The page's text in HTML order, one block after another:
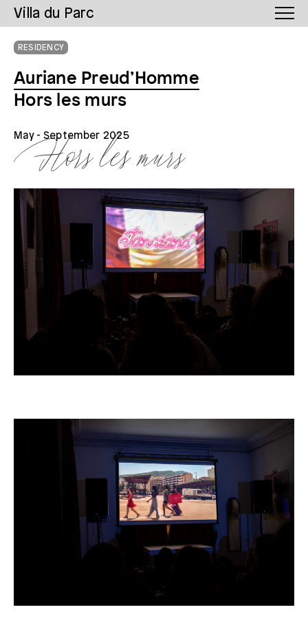
Villa du Parc
RESIDENCY
Auriane Preud’Homme
Hors les murs
May - September 2025